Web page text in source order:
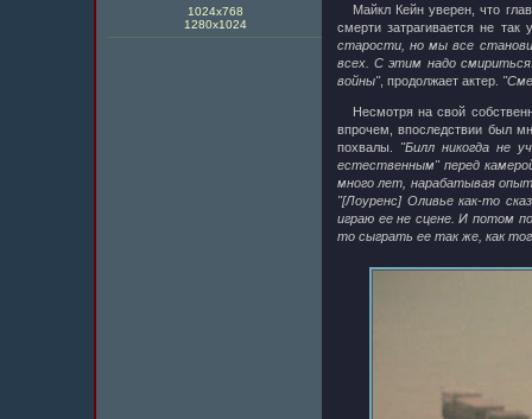
1024х768
1280x1024
Майкл Кейн уверен, что
смерти затрагивается не
старости, но мы все
всех. С этим надо
войны", продолжает актер.
Несмотря на свой
впрочем, впоследствии был
похвалы. "Билл никогда не
естественным" перед
много лет, нарабатывая
"[Лоуренс] Оливье как-то
играю ее не сцене. И потом
то сыграть ее так же, как